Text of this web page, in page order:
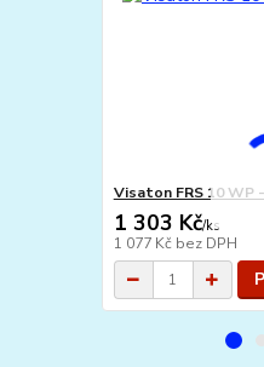
Visaton FRS 10 WP
1 303 Kč/ks
1 077 Kč bez DPH